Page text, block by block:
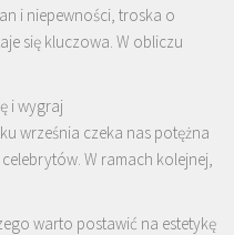
i niepewności, troska o
się kluczowa. W obliczu
i wygraj
września czeka nas potężna
W ramach kolejnej,
warto postawić na estetykę